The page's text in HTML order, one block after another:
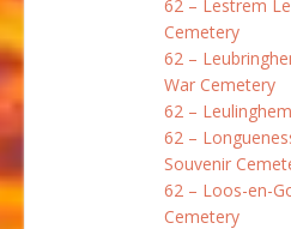
62 – Lestrem
Cemetery
62 –
War Cemetery
62 – Leulinghem
62 –
Souvenir
62 – Loos-en-
Cemetery